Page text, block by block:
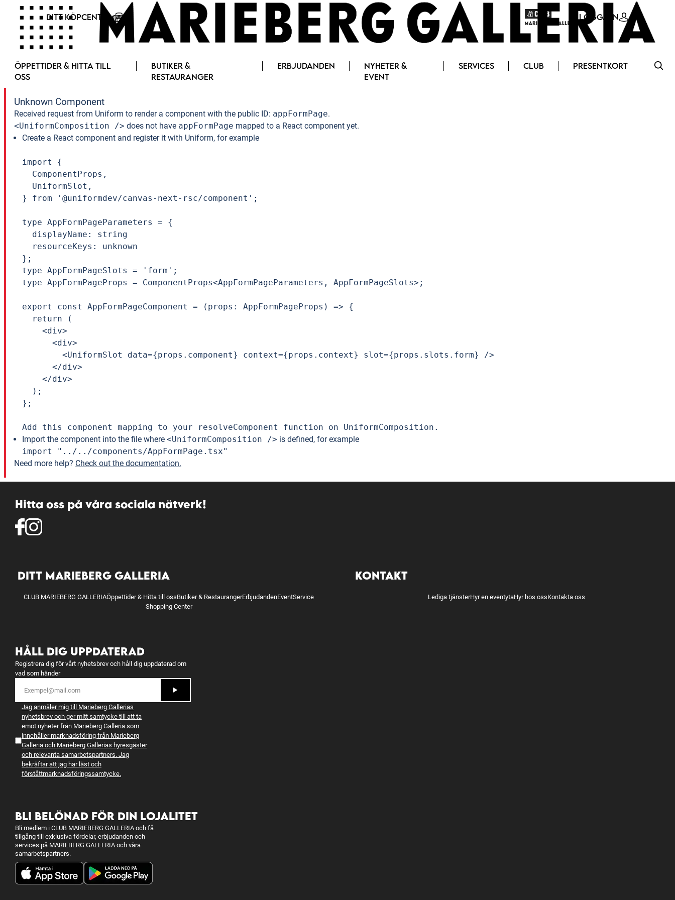
DITT KÖPCENTER LOGGA IN
ÖPPETTIDER & HITTA TILL
OSS
BUTIKER &
RESTAURANGER
ERBJUDANDEN
NYHETER &
EVENT
SERVICES CLUB PRESENTKORT
Unknown Component
Received request from Uniform to render a component with the public ID: appFormPage.
<UniformComposition /> does not have appFormPage mapped to a React component yet.
Create a React component and register it with Uniform, for example
import {
  ComponentProps,
  UniformSlot,
} from '@uniformdev/canvas-next-rsc/component';
type AppFormPageParameters = {
  displayName: string
  resourceKeys: unknown
};
type AppFormPageSlots = 'form';
type AppFormPageProps = ComponentProps<AppFormPageParameters, AppFormPageSlots>;
export const AppFormPageComponent = (props: AppFormPageProps) => {
  return (
    <div>
      <div>
        <UniformSlot data={props.component} context={props.context} slot={props.slots.form} />
      </div>
    </div>
  );
};
Add this component mapping to your resolveComponent function on UniformComposition.
Import the component into the file where <UniformComposition /> is defined, for example
import "../../components/AppFormPage.tsx"
Need more help? Check out the documentation.
Hitta oss på våra sociala nätverk!
DITT MARIEBERG GALLERIA
CLUB MARIEBERG GALLERIAÖppettider & Hitta till ossButiker & RestaurangerErbjudandenEventService
Shopping Center
KONTAKT
Lediga tjänsterHyr en eventytaHyr hos ossKontakta oss
HÅLL DIG UPPDATERAD
Registrera dig för vårt nyhetsbrev och håll dig uppdaterad om
vad som händer
Jag anmäler mig till Marieberg Gallerias
nyhetsbrev och ger mitt samtycke till att ta
emot nyheter från Marieberg Galleria som
innehåller marknadsföring från Marieberg
Galleria och Marieberg Gallerias hyresgäster
och relevanta samarbetspartners. Jag
bekräftar att jag har läst och
förståttmarknadsföringssamtycke.
BLI BELÖNAD FÖR DIN LOJALITET
Bli medlem i CLUB MARIEBERG GALLERIA och få
tillgång till exklusiva fördelar, erbjudanden och
services på MARIEBERG GALLERIA och våra
samarbetspartners.